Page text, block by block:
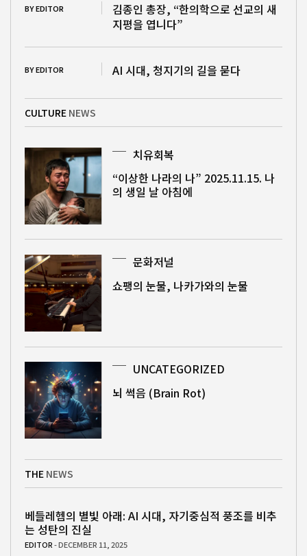
BY EDITOR
김종인 총장, “한의학으로 선교의 새
지평을 엽니다”
BY EDITOR AI 시대, 청지기의 길을 묻다
CULTURE NEWS
치유회복
“이상한 나라의 나” 2025.11.15. 나
의 생일 날 아침에
문화저널
쇼팽의 눈물, 나카가와의 눈물
UNCATEGORIZED
뇌 썩음 (Brain Rot)
THE NEWS
베들레헴의 별빛 아래: AI 시대, 자기중심적 풍조를 비추
는 성탄의 진실
EDITOR- DECEMBER 11, 2025